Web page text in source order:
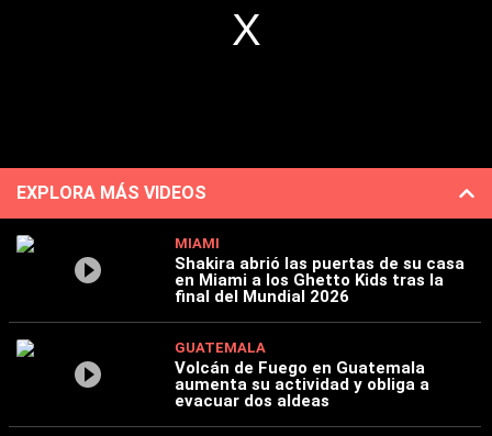
EXPLORA MÁS VIDEOS
MIAMI
Shakira abrió las puertas de su casa
en Miami a los Ghetto Kids tras la
final del Mundial 2026
GUATEMALA
Volcán de Fuego en Guatemala
aumenta su actividad y obliga a
evacuar dos aldeas